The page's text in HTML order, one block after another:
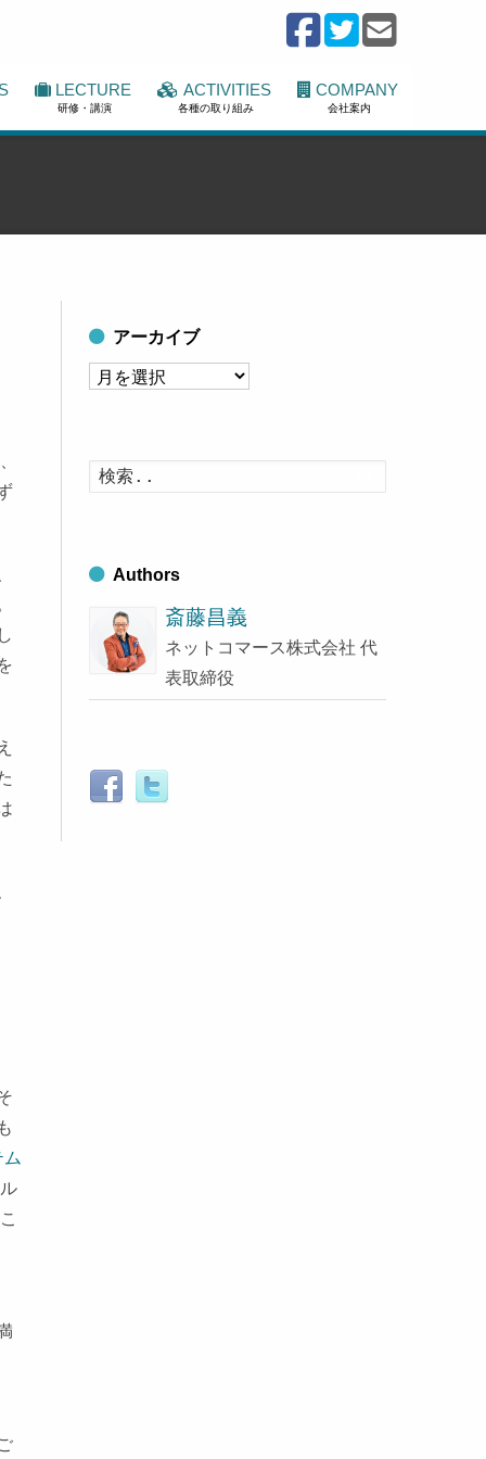
LECTURE
研修・講演
ACTIVITIES
各種の取り組み
COMPANY
会社案内
ム
アーカイブ
ア
イ
ブ
索
Authors
斎藤昌義
ネットコマース株式会社 代
表取締役